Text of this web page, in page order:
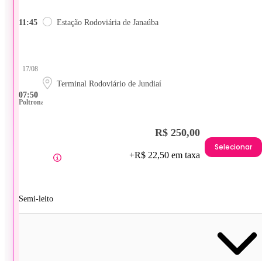
11:45 Estação Rodoviária de Janaúba
07:50
17/08
Terminal Rodoviário de Jundiaí
Poltrona
Semi-leito
R$ 250,00
+R$ 22,50 em taxa
Selecionar